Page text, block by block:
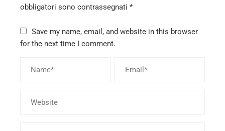
obbligatori sono contrassegnati *
Save my name, email, and website in this browser
for the next time I comment.